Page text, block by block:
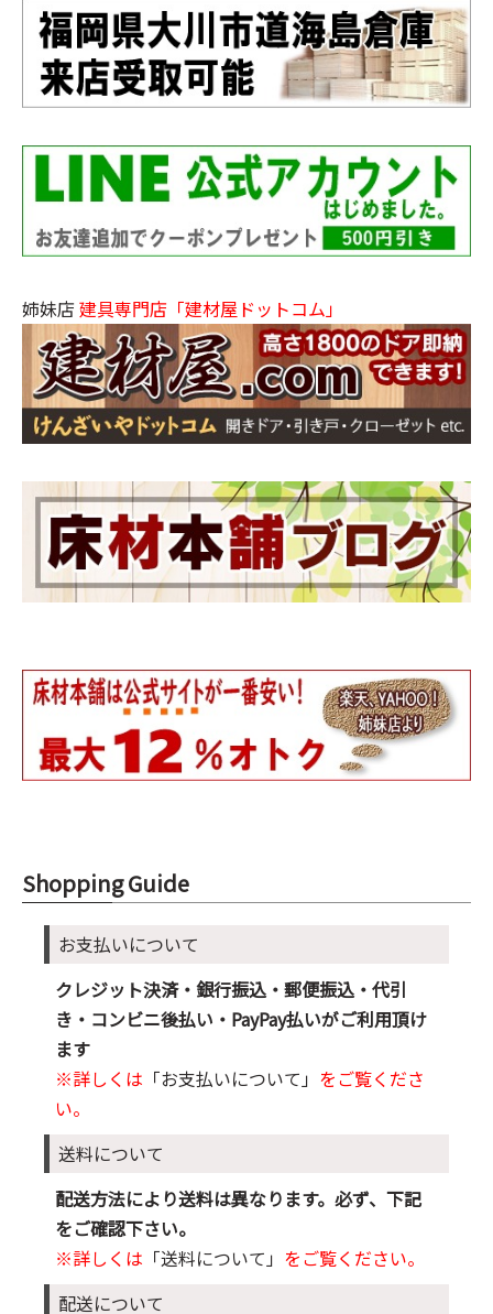
姉妹店 建具専門店「建材屋ドットコム」
Shopping Guide
お支払いについて
クレジット決済・銀行振込・郵便振込・代引
き・コンビニ後払い・PayPay払いがご利用頂け
ます
※詳しくは 「お支払いについて」 をご覧くださ
い。
送料について
配送方法により送料は異なります。必ず、下記
をご確認下さい。
※詳しくは 「送料について」 をご覧ください。
配送について